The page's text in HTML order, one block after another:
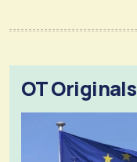
OT Originals